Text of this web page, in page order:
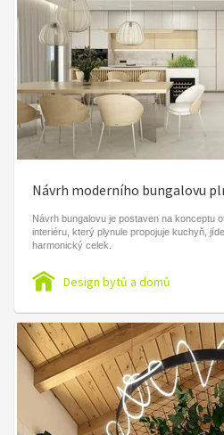
Návrh moderního bungalovu
Návrh bungalovu je postaven na konceptu
interiéru, který plynule propojuje kuchyň,
harmonický celek.
Design bytů a domů